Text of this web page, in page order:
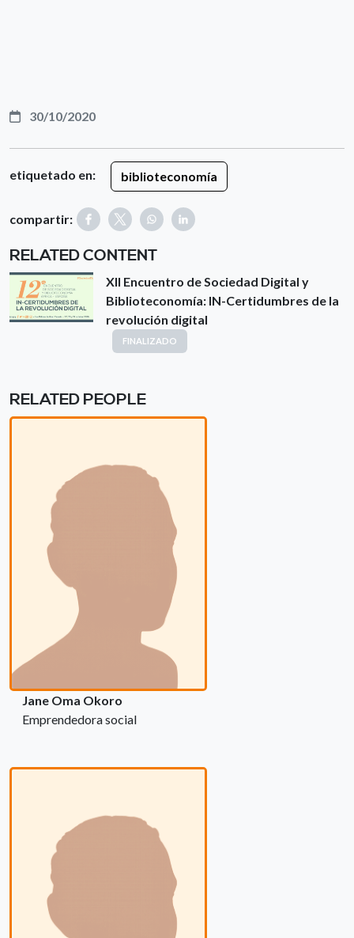
30/10/2020
etiquetado en: biblioteconomía
compartir:
RELATED CONTENT
XII Encuentro de Sociedad Digital y
Biblioteconomía: IN-Certidumbres de la
revolución digital
FINALIZADO
RELATED PEOPLE
Jane Oma Okoro
Emprendedora social